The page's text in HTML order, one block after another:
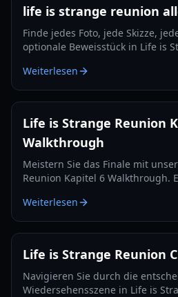
life is strange reunion
Finde jedes Foto, jede Skizze,
optionale Beweisstück in Life is
freischaltest.
Weiterlesen
Life is Strange Reunion
Walkthrough
Meistern Sie das Finale mit
Reunion Kapitel 6 Walkthrough.
den Supermax-Erfolg freischalten.
Weiterlesen
Life is Strange Reunion
Navigieren Sie durch die
Wiedersehensszene in Life is